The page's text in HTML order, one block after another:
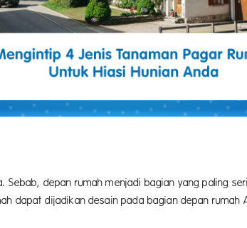
depan rumah menjadi bagian yang paling
dapat dijadikan desain pada bagian depan rumah